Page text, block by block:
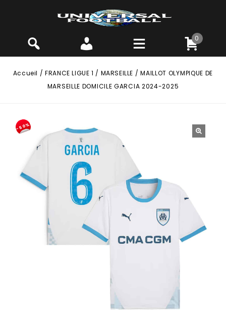
0
Accueil /FRANCE LIGUE 1 / MARSEILLE /MAILLOT OLYMPIQUE DE
MARSEILLE DOMICILE GARCIA 2024-2025
-50%